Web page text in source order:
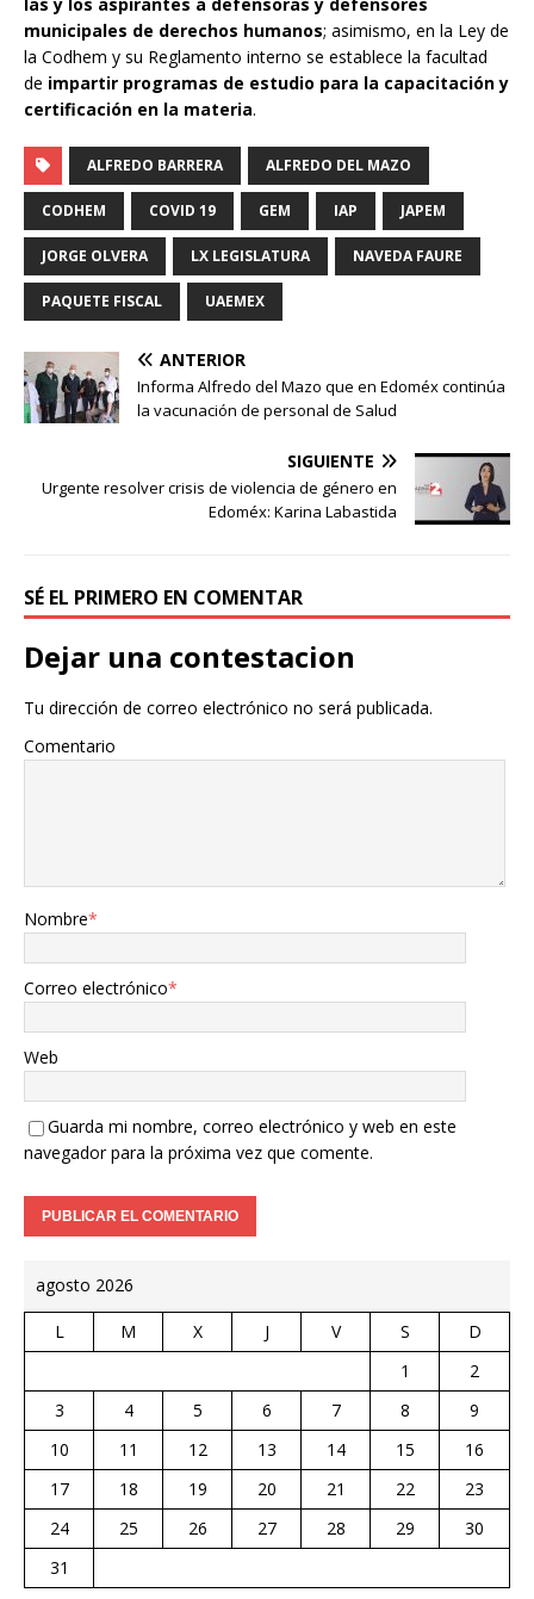
municipales de derechos humanos; asimismo, en la Ley de
la Codhem y su Reglamento interno se establece la facultad
de impartir programas de estudio para la capacitación y
certificación en la materia.
ALFREDO BARRERA ALFREDO DEL MAZO
CODHEM COVID 19 GEM IAP JAPEM
JORGE OLVERA LX LEGISLATURA NAVEDA FAURE
PAQUETE FISCAL UAEMEX
ANTERIOR
Informa Alfredo del Mazo que en Edoméx continúa
la vacunación de personal de Salud
SIGUIENTE
Urgente resolver crisis de violencia de género en
Edoméx: Karina Labastida
SÉ EL PRIMERO EN COMENTAR
Dejar una contestacion
Tu dirección de correo electrónico no será publicada.
Comentario
Nombre*
Correo electrónico*
Web
Guarda mi nombre, correo electrónico y web en este
navegador para la próxima vez que comente.
agosto 2026
L M X J V S
D
1
2
3
4 5 6 7 8
9
10
11 12 13 14 15
16
17
18 19 20 21 22
23
24
25 26 27 28 29
30
31